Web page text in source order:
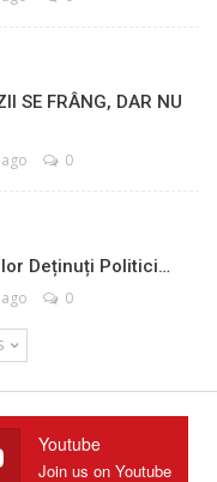
SE FRÂNG, DAR NU
0
Deținuți Politici…
0
Youtube
Join us on Youtube